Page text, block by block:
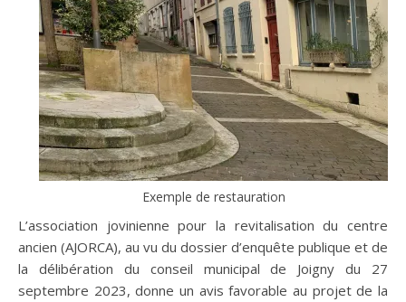
Exemple de restauration
L’association jovinienne pour la revitalisation du centre
ancien (AJORCA), au vu du dossier d’enquête publique et de
la délibération du conseil municipal de Joigny du 27
septembre 2023, donne un avis favorable au projet de la